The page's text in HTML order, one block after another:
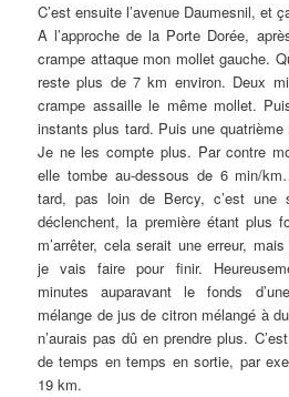
C’est ensuite l’avenue Daumesnil, et
A l’approche de la Porte Dorée,
crampe attaque mon mollet gauche.
reste plus de 7 km environ. Deux
crampe assaille le même mollet.
instants plus tard. Puis une quatrième
Je ne les compte plus. Par contre
elle tombe au-dessous de 6 min/
tard, pas loin de Bercy, c’est une
déclenchent, la première étant plus
m’arrêter, cela serait une erreur,
je vais faire pour finir.
minutes auparavant le fonds
mélange de jus de citron mélangé à
n’aurais pas dû en prendre plus.
de temps en temps en sortie, par
19 km.